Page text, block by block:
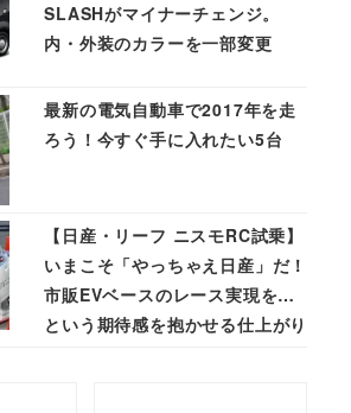
SLASHがマイナーチェンジ。
内・外装のカラーを一部変更
最新の電気自動車で2017年を走
ろう！今すぐ手に入れたい5台
【日産・リーフ ニスモRC試乗】
いまこそ「やっちゃえ日産」だ！
市販EVベースのレース実現を…
という期待感を抱かせる仕上がり